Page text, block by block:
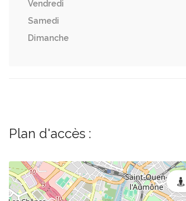
Vendredi
Samedi
Dimanche
Plan d'accès :